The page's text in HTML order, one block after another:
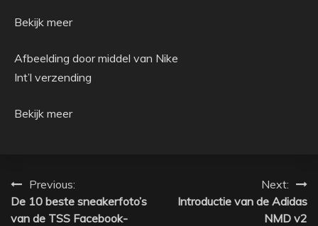
Bekijk meer
Afbeelding door middel van Nike
Int’l verzending
Bekijk meer
Post
navigation
Previous:
De 10 beste sneakerfoto’s
van de TSS Facebook-
Next:
Introductie van de Adidas
NMD v2